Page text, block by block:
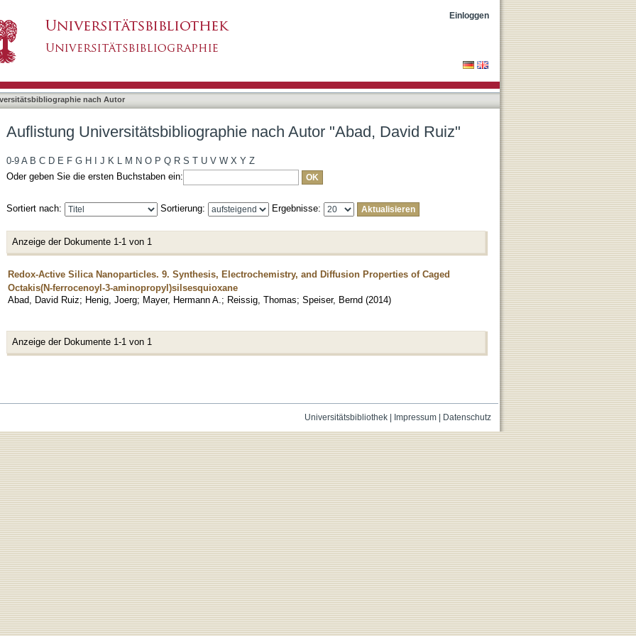
Einloggen
nach Autor
Auflistung Universitätsbibliographie nach Autor "Abad, David Ruiz"
0-9 A B C D E F G H J K L M N O P Q R S T U V W X Y Z
Oder geben Sie die ersten Buchstaben ein:
Sortiert nach: Sortierung: Ergebnisse:
Anzeige der Dokumente 1-1 von 1
Redox-Active Silica Nanoparticles. 9. Synthesis, Electrochemistry, and Diffusion Properties of Caged
Octakis(N-ferrocenoyl-3-aminopropyl)silsesquioxane
Abad, David Ruiz; Henig, Joerg; Mayer, Hermann A. ; Reissig, Thomas; Speiser, Bernd (2014)
Anzeige der Dokumente 1-1 von 1
Universitätsbibliothek| Impressum| Datenschutz